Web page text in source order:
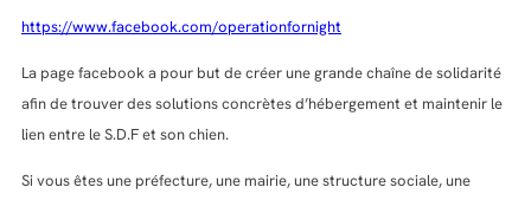
https://www.facebook.com/operationfornight
La page facebook a pour but de créer une grande chaîne de solidarité
afin de trouver des solutions concrètes d’hébergement et maintenir le
lien entre le S.D.F et son chien.
Si vous êtes une préfecture, une mairie, une structure sociale, une